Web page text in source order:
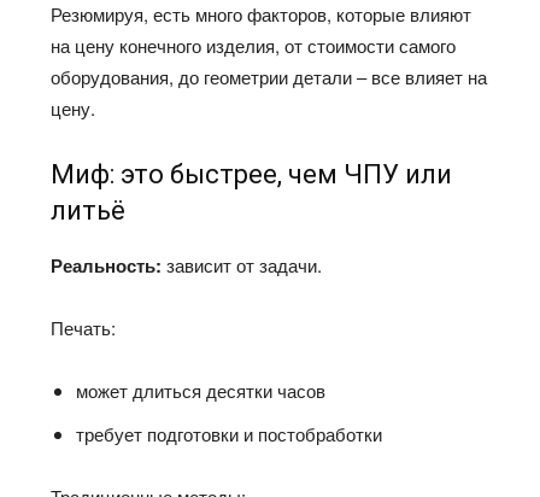
Резюмируя, есть много факторов, которые влияют
на цену конечного изделия, от стоимости самого
оборудования, до геометрии детали – все влияет на
цену.
Миф: это быстрее, чем ЧПУ или
литьё
Реальность: зависит от задачи.
Печать:
может длиться десятки часов
требует подготовки и постобработки